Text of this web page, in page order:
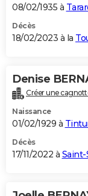
08/02/1935 à
Décès
18/02/2023 à la
Denise
Créer une
Naissance
01/02/1929 à
Décès
17/11/2022 à Saint-